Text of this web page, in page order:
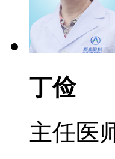
丁俭
主任医